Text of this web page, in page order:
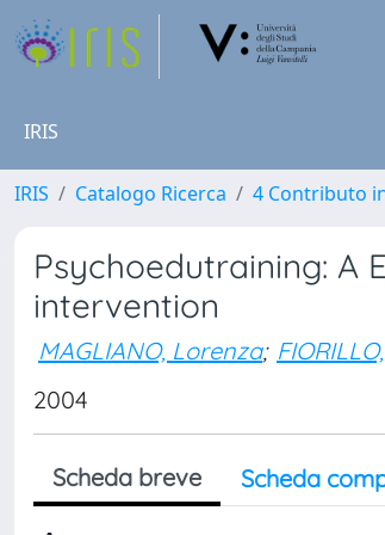
IRIS
IRIS Catalogo Ricerca 4 Contributo
Psychoedutraining: A
intervention
MAGLIANO, Lorenza;
2004
Scheda breve Scheda